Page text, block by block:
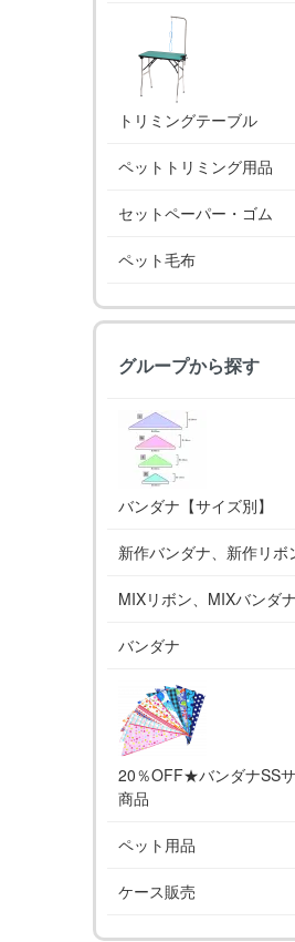
トリミングテーブル
ペットトリミング用品
セットペーパー・ゴム
ペット毛布
グループから探す
バンダナ【サイズ別】
新作バンダナ、新作リボ
MIXリボン、MIXバンダナ
バンダナ
20％OFF★バンダナSS
商品
ペット用品
ケース販売